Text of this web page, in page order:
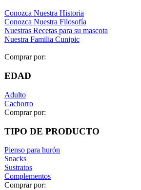
Conozca Nuestra Historia
Conozca Nuestra Filosofía
Nuestras Recetas para su mascota
Nuestra Familia Cunipic
Comprar por:
EDAD
Adulto
Cachorro
Comprar por:
TIPO DE PRODUCTO
Pienso para hurón
Snacks
Sustratos
Complementos
Comprar por: